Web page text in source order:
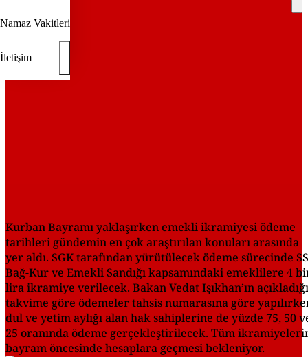
Namaz Vakitleri
İletişim
REKLAM
Kurban Bayramı yaklaşırken emekli ikramiyesi ödeme
tarihleri gündemin en çok araştırılan konuları arasında
yer aldı. SGK tarafından yürütülecek ödeme sürecinde
Bağ-Kur ve Emekli Sandığı kapsamındaki emeklilere 4
lira ikramiye verilecek. Bakan Vedat Işıkhan’ın açıkladığı
takvime göre ödemeler tahsis numarasına göre
dul ve yetim aylığı alan hak sahiplerine de yüzde 75, 50
25 oranında ödeme gerçekleştirilecek. Tüm
bayram öncesinde hesaplara geçmesi bekleniyor.